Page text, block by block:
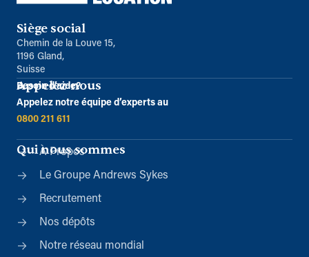
Siège social
Chemin de la Louve 15,
1196 Gland,
Suisse
Appelez-nous
Besoin d’aide?
Appelez notre équipe d’experts au
0800 211 611
Qui nous sommes
À Propos
Le Groupe Andrews Sykes
Recrutement
Nos dépôts
Notre réseau mondial